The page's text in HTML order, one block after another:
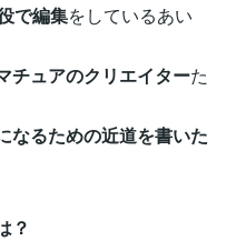
で編集をしているあい
チュアのクリエイターた
なるための近道を書いた
？